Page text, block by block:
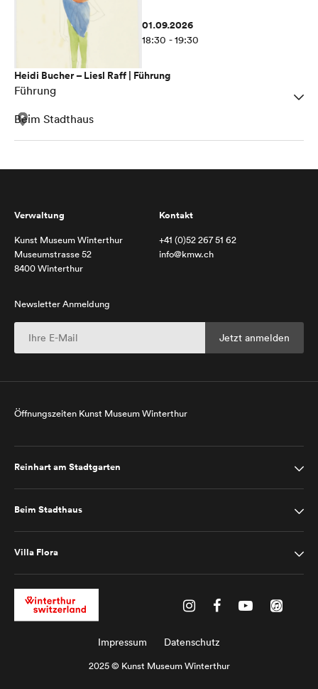
01.09.2026
18:30 - 19:30
Heidi Bucher – Liesl Raff | Führung
Führung
Beim Stadthaus
Verwaltung
Kunst Museum Winterthur
Museumstrasse 52
8400 Winterthur
Kontakt
+41 (0)52 267 51 62
info@kmw.ch
Newsletter Anmeldung
Öffnungszeiten Kunst Museum Winterthur
Reinhart am Stadtgarten
Beim Stadthaus
Villa Flora
Impressum Datenschutz
2025 © Kunst Museum Winterthur